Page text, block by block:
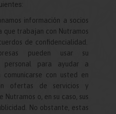
información a socios
que trabajan con Nutramos
de confidencialidad.
pueden usar su
personal para ayudar a
comunicarse con usted en
ofertas de servicios y
Nutramos o, en su caso, sus
No obstante, estas